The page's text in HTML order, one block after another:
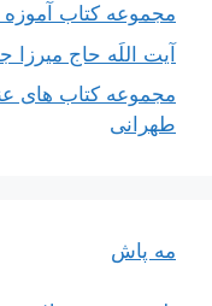
مجموعه کتاب
آیت اللَه حاج میرزا
مجموعه کتاب های
طهرانی
مه پاش